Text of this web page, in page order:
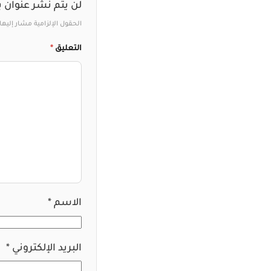
لن يتم نشر عنوان
الحقول الإلزامية مشار إليها
التعليق *
الاسم *
البريد الإلكتروني *